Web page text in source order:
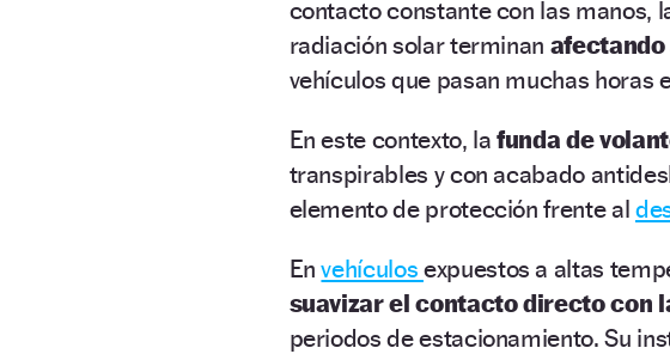
contacto constante con las manos,
radiación solar terminan
vehículos que pasan muchas horas
En este contexto, lafunda de
transpirables y con acabado
elemento de protección frente al
Envehículos expuestos a altas
suavizar el contacto directo con
periodos de estacionamiento. Su